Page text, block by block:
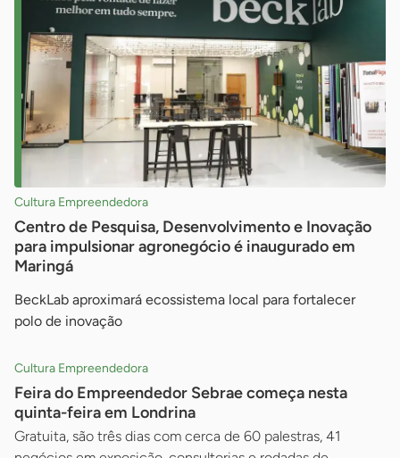
Cultura Empreendedora
Centro de Pesquisa, Desenvolvimento e Inovação
para impulsionar agronegócio é inaugurado em
Maringá
BeckLab aproximará ecossistema local para fortalecer
polo de inovação
Cultura Empreendedora
Feira do Empreendedor Sebrae começa nesta
quinta-feira em Londrina
Gratuita, são três dias com cerca de 60 palestras, 41